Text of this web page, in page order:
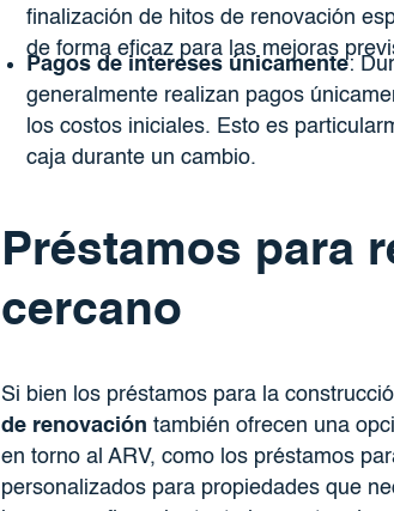
finalización de hitos de renovación
de forma eficaz para las mejoras
Pagos de intereses únicamente:
generalmente realizan pagos
los costos iniciales. Esto es
caja durante un cambio.
Préstamos para
cercano
Si bien los préstamos para la
de renovación también ofrecen una
en torno al ARV, como los préstamos
personalizados para propiedades que